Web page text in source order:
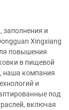
заполнения и
Xingxiang
повышения
в пищевой
наша компания
и
под
включая